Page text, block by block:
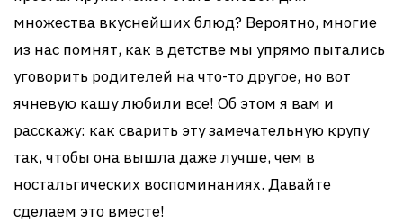
множества вкуснейших блюд? Вероятно, многие
из нас помнят, как в детстве мы упрямо пытались
уговорить родителей на что-то другое, но вот
ячневую кашу любили все! Об этом я вам и
расскажу: как сварить эту замечательную крупу
так, чтобы она вышла даже лучше, чем в
ностальгических воспоминаниях. Давайте
сделаем это вместе!